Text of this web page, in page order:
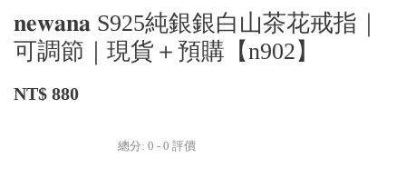
𝐧𝐞𝐰𝐚𝐧𝐚 S925純銀銀白山茶花戒指｜
可調節｜現貨＋預購【n902】
NT$ 880
總分: 0 - 0 評價